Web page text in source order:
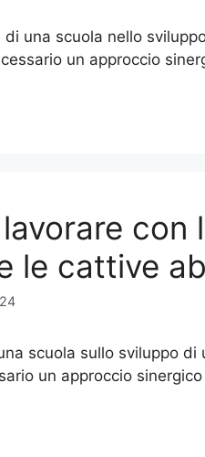
di una scuola nello
un approccio
le cattive
scuola sullo sviluppo
un approccio